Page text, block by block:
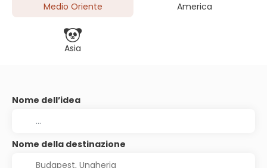
Medio Oriente
America
Asia
Nome dell’idea
Nome della destinazione